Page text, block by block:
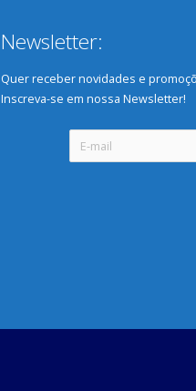
Newsletter:
Quer receber novidades e
Inscreva-se em nossa Newsletter!